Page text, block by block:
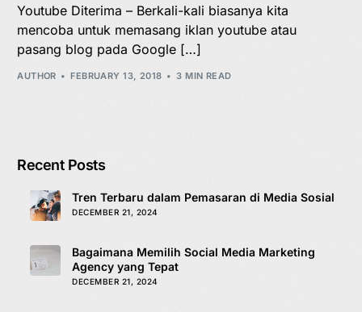
Youtube Diterima – Berkali-kali biasanya kita
mencoba untuk memasang iklan youtube atau
pasang blog pada Google […]
AUTHOR FEBRUARY 13, 2018 3 MIN READ
Recent Posts
Tren Terbaru dalam Pemasaran di Media Sosial
DECEMBER 21, 2024
Bagaimana Memilih Social Media Marketing
Agency yang Tepat
DECEMBER 21, 2024